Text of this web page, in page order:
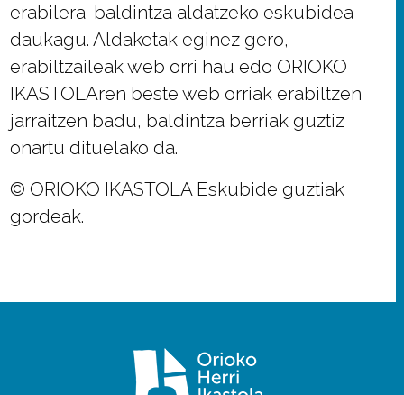
erabilera-baldintza aldatzeko eskubidea
daukagu. Aldaketak eginez gero,
erabiltzaileak web orri hau edo ORIOKO
IKASTOLAren beste web orriak erabiltzen
jarraitzen badu, baldintza berriak guztiz
onartu dituelako da.
© ORIOKO IKASTOLA Eskubide guztiak
gordeak.